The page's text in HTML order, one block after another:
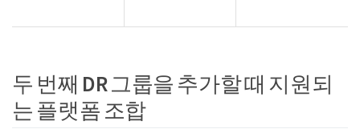
두 번째 DR 그룹을 추가할 때 지원되
는 플랫폼 조합